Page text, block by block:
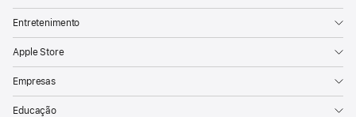
Entretenimento
Apple Store
Empresas
Educação